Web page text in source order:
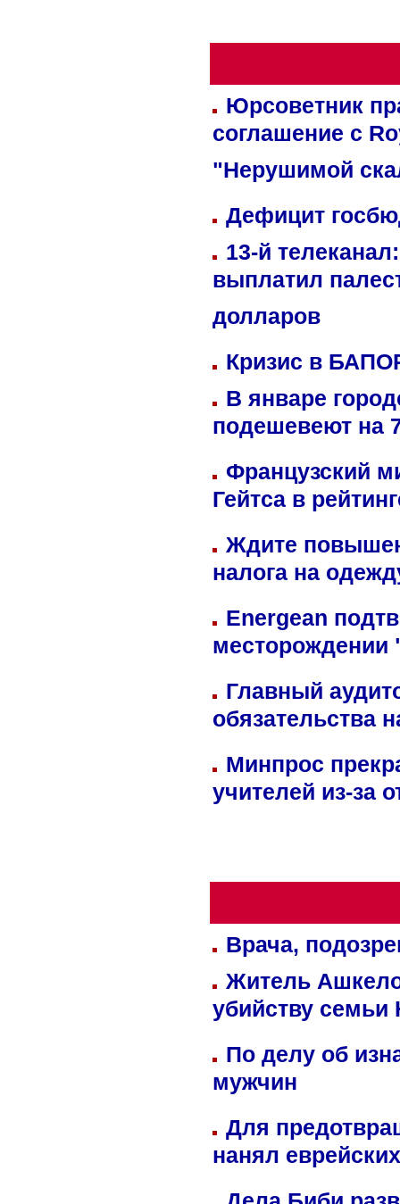
Юрсоветник
соглашение с
"Нерушимой
Дефицит
13-й
выплатил
долларов
Кризис в
В январе
подешевеют на
Французский
Гейтса в
Ждите
налога на
Energean
Главный
обязательства
Минпрос
учителей из-за
Врача,
Житель
убийству семьи
По делу об
мужчин
Для
нанял